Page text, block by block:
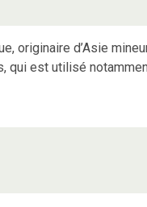
originaire d’Asie
qui est utilisé